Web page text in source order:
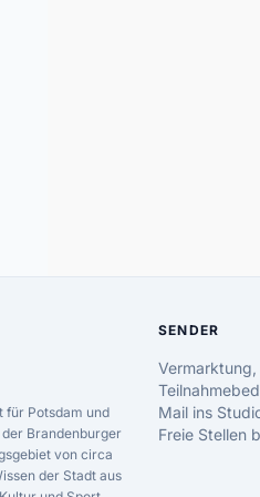
für Potsdam und
Brandenburger
von circa
der Stadt aus
SENDER
Mail ins
Freie Stellen